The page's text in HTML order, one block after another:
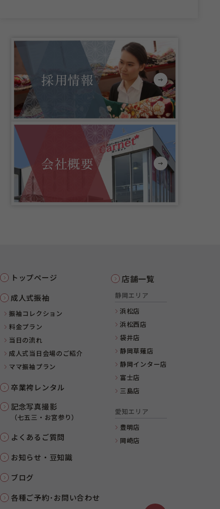
採用情報
会社概要
トップページ
成人式振袖
振袖コレクション
料金プラン
当日の流れ
成人式当日会場のご紹介
ママ振袖プラン
卒業袴レンタル
記念写真撮影
（七五三・お宮参り）
よくあるご質問
お知らせ・豆知識
ブログ
各種ご予約･お問い合わせ
店舗一覧
静岡エリア
浜松店
浜松西店
袋井店
静岡草薙店
静岡インター店
富士店
三島店
愛知エリア
豊明店
岡崎店